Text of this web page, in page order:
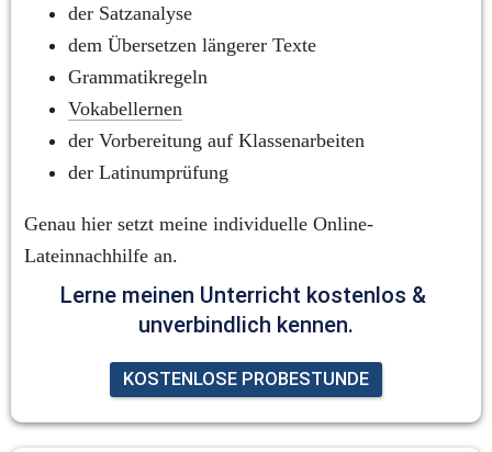
der Satzanalyse
dem Übersetzen längerer Texte
Grammatikregeln
Vokabellernen
der Vorbereitung auf Klassenarbeiten
der Latinumprüfung
Genau hier setzt meine individuelle Online-
Lateinnachhilfe an.
Lerne meinen Unterricht kostenlos &
unverbindlich kennen.
KOSTENLOSE PROBESTUNDE